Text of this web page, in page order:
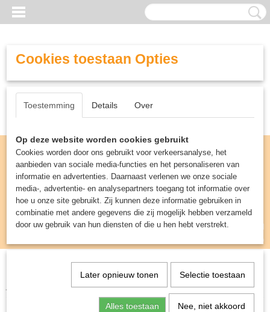
Inloggen Registreren
UW WINKELWAGEN
(0)
Spellen & Puzzels> Partyspellen>Wedden dat
je het kan 2 - Partyspel
Cookies toestaan Opties
Toestemming Details Over
Op deze website worden cookies gebruikt
Cookies worden door ons gebruikt voor verkeersanalyse, het
aanbieden van sociale media-functies en het personaliseren van
informatie en advertenties. Daarnaast verlenen we onze sociale
media-, advertentie- en analysepartners toegang tot informatie over
hoe u onze site gebruikt. Zij kunnen deze informatie gebruiken in
combinatie met andere gegevens die zij mogelijk hebben verzameld
door uw gebruik van hun diensten of die u hen hebt verstrekt.
Later opnieuw tonen Selectie toestaan
Alles toestaan Nee, niet akkoord